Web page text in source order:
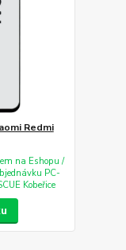
Redmi
na Eshopu /
PC-
Kobeřice